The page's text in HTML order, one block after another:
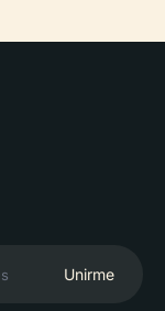
Unirme